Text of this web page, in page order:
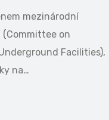
mezinárodní
(Committee on
Facilities),
na…